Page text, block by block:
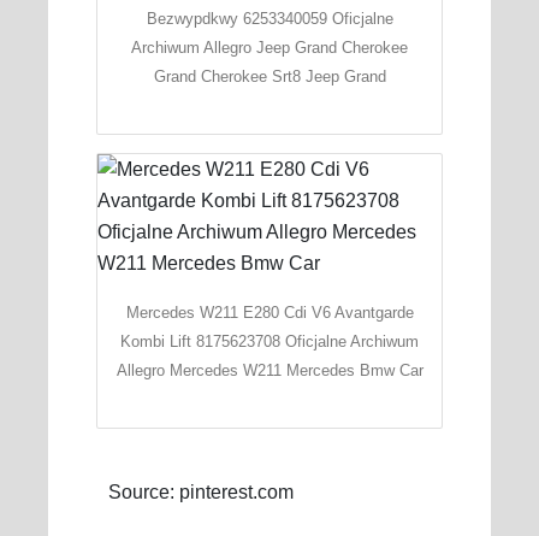
Bezwypdkwy 6253340059 Oficjalne
Archiwum Allegro Jeep Grand Cherokee
Grand Cherokee Srt8 Jeep Grand
Mercedes W211 E280 Cdi V6 Avantgarde
Kombi Lift 8175623708 Oficjalne Archiwum
Allegro Mercedes W211 Mercedes Bmw Car
Source: pinterest.com